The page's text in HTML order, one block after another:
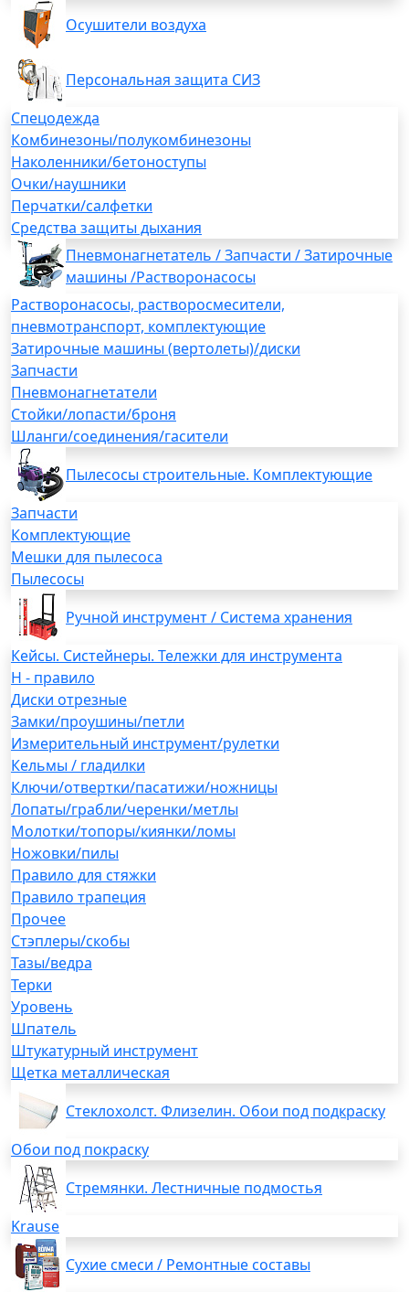
Осушители воздуха
Персональная защита СИЗ
Спецодежда
Комбинезоны/полукомбинезоны
Наколенники/бетоноступы
Очки/наушники
Перчатки/салфетки
Средства защиты дыхания
Пневмонагнетатель / Запчасти / Затирочные
машины /Растворонасосы
Растворонасосы, растворосмесители,
пневмотранспорт, комплектующие
Затирочные машины (вертолеты)/диски
Запчасти
Пневмонагнетатели
Стойки/лопасти/броня
Шланги/соединения/гасители
Пылесосы строительные. Комплектующие
Запчасти
Комплектующие
Мешки для пылесоса
Пылесосы
Ручной инструмент / Система хранения
Кейсы. Систейнеры. Тележки для инструмента
H - правило
Диски отрезные
Замки/проушины/петли
Измерительный инструмент/рулетки
Кельмы / гладилки
Ключи/отвертки/пасатижи/ножницы
Лопаты/грабли/черенки/метлы
Молотки/топоры/киянки/ломы
Ножовки/пилы
Правило для стяжки
Правило трапеция
Прочее
Стэплеры/скобы
Тазы/ведра
Терки
Уровень
Шпатель
Штукатурный инструмент
Щетка металлическая
Стеклохолст. Флизелин. Обои под подкраску
Обои под покраску
Стремянки. Лестничные подмостья
Krause
Сухие смеси / Ремонтные составы